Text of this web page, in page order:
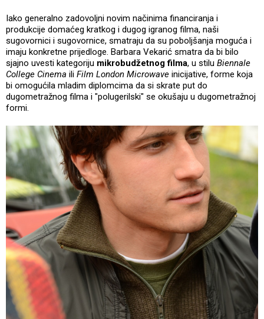
Iako generalno zadovoljni novim načinima financiranja i
produkcije domaćeg kratkog i dugog igranog filma, naši
sugovornici i sugovornice, smatraju da su poboljšanja moguća i
imaju konkretne prijedloge. Barbara Vekarić smatra da bi bilo
sjajno uvesti kategoriju mikrobudžetnog filma, u stilu Biennale
College Cinema ili Film London Microwave inicijative, forme koja
bi omogućila mladim diplomcima da si skrate put do
dugometražnog filma i "polugerilski" se okušaju u dugometražnoj
formi.